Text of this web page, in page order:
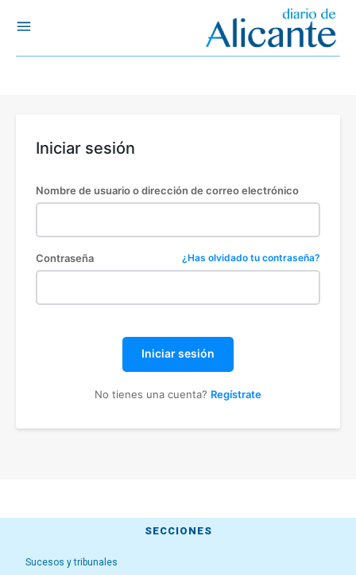
Iniciar sesión
Nombre de usuario o dirección de correo electrónico
Contraseña ¿Has olvidado tu contraseña?
Iniciar sesión
No tienes una cuenta? Regístrate
SECCIONES
Sucesos y tribunales